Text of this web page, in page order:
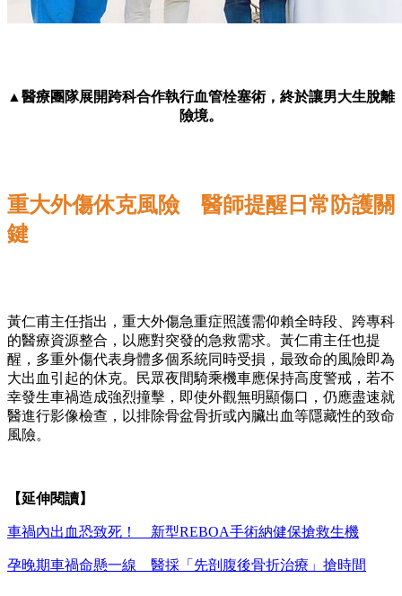
▲醫療團隊展開跨科合作執行血管栓塞術，終於讓男大生脫離
險境。
重大外傷休克風險 醫師提醒日常防護關
鍵
黃仁甫主任指出，重大外傷急重症照護需仰賴全時段、跨專科
的醫療資源整合，以應對突發的急救需求。黃仁甫主任也提
醒，多重外傷代表身體多個系統同時受損，最致命的風險即為
大出血引起的休克。民眾夜間騎乘機車應保持高度警戒，若不
幸發生車禍造成強烈撞擊，即使外觀無明顯傷口，仍應盡速就
醫進行影像檢查，以排除骨盆骨折或內臟出血等隱藏性的致命
風險。
【延伸閱讀】
車禍內出血恐致死！ 新型REBOA手術納健保搶救生機
孕晚期車禍命懸一線 醫採「先剖腹後骨折治療」搶時間